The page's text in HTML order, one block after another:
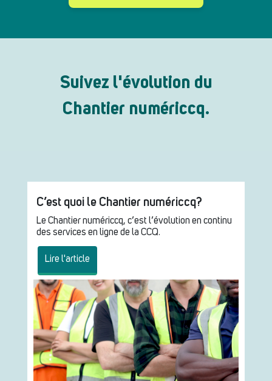
Suivez l'évolution du
Chantier numériccq.
C’est quoi le Chantier numériccq?
Le Chantier numériccq, c’est l’évolution en continu
des services en ligne de la CCQ.
Lire l'article